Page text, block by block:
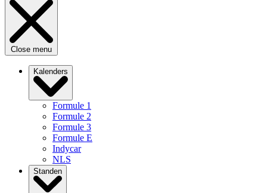
Close menu
Kalenders
Formule 1
Formule 2
Formule 3
Formule E
Indycar
NLS
Standen